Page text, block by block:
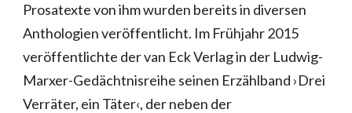
Prosatexte von ihm wurden bereits in diversen
Anthologien veröffentlicht. Im Frühjahr 2015
veröffentlichte der van Eck Verlag in der Ludwig-
Marxer-Gedächtnisreihe seinen Erzählband ›Drei
Verräter, ein Täter‹, der neben der